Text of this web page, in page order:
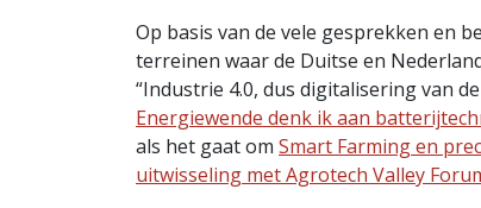
Op basis van de vele gesprekken en
terreinen waar de Duitse en
“Industrie 4.0, dus digitalisering van
Energiewende denk ik aan
als het gaat om Smart Farming en
uitwisseling met Agrotech Valley